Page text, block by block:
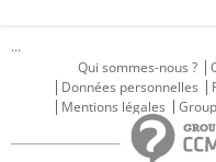
...
Qui sommes-nous ?
Données personnelles
Mentions légales